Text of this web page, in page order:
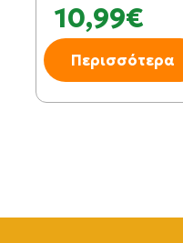
10,99€
Περισσότερα